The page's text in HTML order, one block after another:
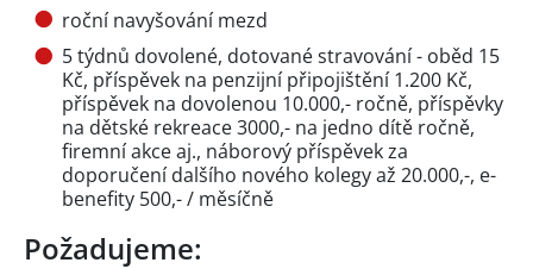
roční navyšování mezd
5 týdnů dovolené, dotované stravování - oběd 15
Kč, příspěvek na penzijní připojištění 1.200 Kč,
příspěvek na dovolenou 10.000,- ročně, příspěvky
na dětské rekreace 3000,- na jedno dítě ročně,
firemní akce aj., náborový příspěvek za
doporučení dalšího nového kolegy až 20.000,-, e-
benefity 500,- / měsíčně
Požadujeme: